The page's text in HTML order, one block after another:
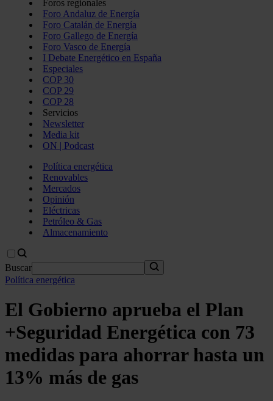
Foros regionales
Foro Andaluz de Energía
Foro Catalán de Energía
Foro Gallego de Energía
Foro Vasco de Energía
I Debate Energético en España
Especiales
COP 30
COP 29
COP 28
Servicios
Newsletter
Media kit
ON | Podcast
Política energética
Renovables
Mercados
Opinión
Eléctricas
Petróleo & Gas
Almacenamiento
Buscar
Política energética
El Gobierno aprueba el Plan
+Seguridad Energética con 73
medidas para ahorrar hasta un
13% más de gas